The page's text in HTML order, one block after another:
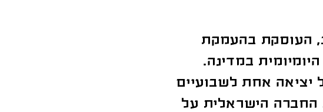
העוסקת בהעמקת
במדינה.
יציאה אחת לשבועיים
החברה הישראלית על